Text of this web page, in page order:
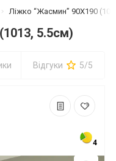
Ліжко “Жасмин” 90X190
5.5см)
Відгуки 5/5
4